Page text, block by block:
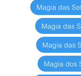
Magia das
Magia das
Magia das
Magia dos